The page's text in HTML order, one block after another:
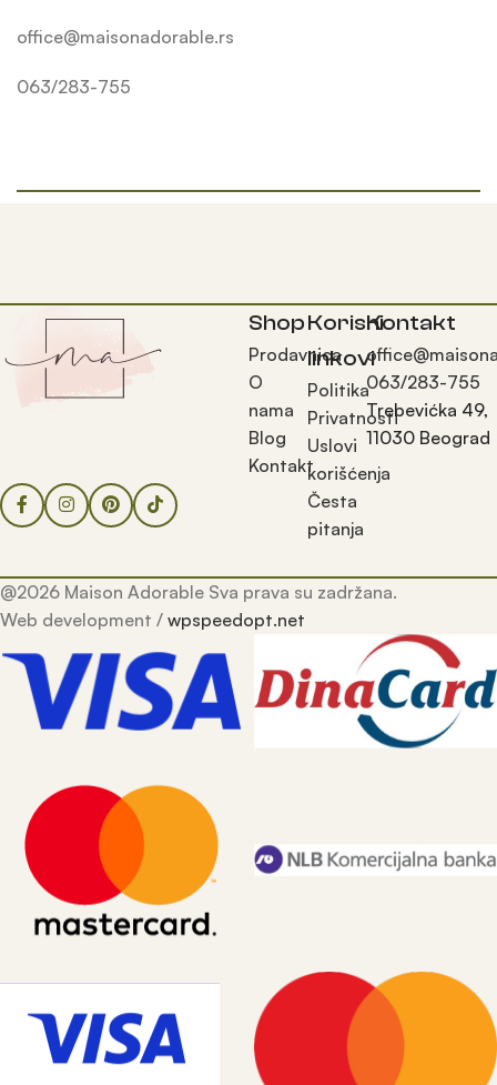
office@maisonadorable.rs
063/283-755
Shop
Prodavnica
O
nama
Blog
Kontakt
Korisni
linkovi
Politika
Privatnosti
Uslovi
korišćenja
Česta
pitanja
Kontakt
063/283-755
Trebevićka 49,
11030 Beograd
@2026 Maison Adorable Sva prava su zadržana.
Web development / wpspeedopt.net